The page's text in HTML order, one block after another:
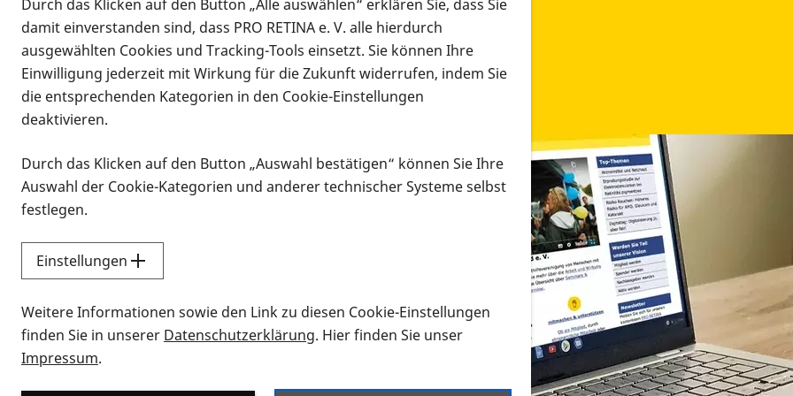
Infomaterial
Infomaterial
Vorlesen
Alle Infomaterialien in verschiedenen Formaten an
Sie möchten wissen, wie Sie nach Infonmaterial suchen und dieses bestellen bzw. herunterladen
Durch das Klicken auf den Button „Alle auswählen“ erklären Sie, dass Sie
damit einverstanden sind, dass PRO RETINA e. V. alle hierdurch
ausgewählten Cookies und Tracking-Tools einsetzt. Sie können Ihre
Einwilligung jederzeit mit Wirkung für die Zukunft widerrufen, indem Sie
die entsprechenden Kategorien in den Cookie-Einstellungen
deaktivieren.
Durch das Klicken auf den Button „Auswahl bestätigen“ können Sie Ihre
Auswahl der Cookie-Kategorien und anderer technischer Systeme selbst
festlegen.
Einstellungen
Weitere Informationen sowie den Link zu diesen Cookie-Einstellungen
finden Sie in unserer Datenschutzerklärung. Hier finden Sie unser
Impressum.